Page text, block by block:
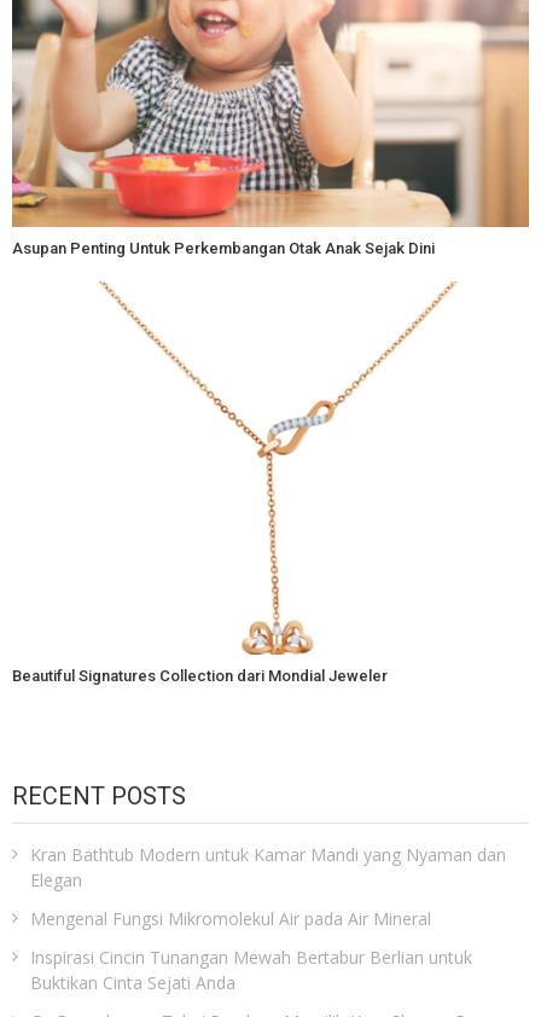
Asupan Penting Untuk Perkembangan Otak Anak Sejak Dini
Beautiful Signatures Collection dari Mondial Jeweler
RECENT POSTS
Kran Bathtub Modern untuk Kamar Mandi yang Nyaman dan
Elegan
Mengenal Fungsi Mikromolekul Air pada Air Mineral
Inspirasi Cincin Tunangan Mewah Bertabur Berlian untuk
Buktikan Cinta Sejati Anda